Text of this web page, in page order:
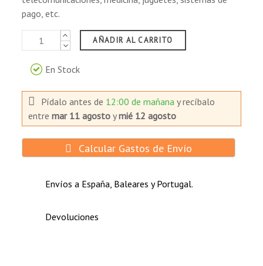
pago, etc.
AÑADIR AL CARRITO
En Stock
Pídalo antes de 12:00 de mañanay recíbalo
entremar 11 agosto ymié 12 agosto
Calcular Gastos de Envío
Envíos a España, Baleares y Portugal.
Devoluciones